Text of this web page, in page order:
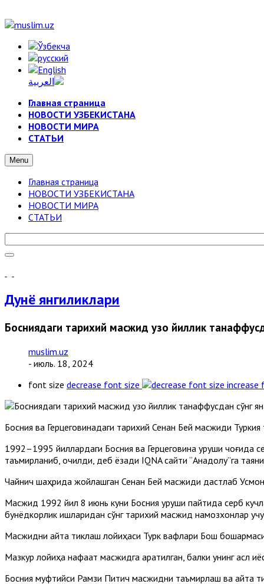
Главная страница
НОВОСТИ УЗБЕКИСТАНА
НОВОСТИ МИРА
СТАТЬИ
Menu
Главная страница
НОВОСТИ УЗБЕКИСТАНА
НОВОСТИ МИРА
СТАТЬИ
Дунё янгиликлари
Босниядаги тарихий масжид узоқ йиллик
muslim.uz
- июль. 18, 2024
font size decrease font size increase
Босния ва Герцеговинадаги тарихий Сенан Бей масжиди
1992–1995 йиллардаги Босния ва Герцеговина уруши чоғида
таъмирланиб, очилди, деб ёзади IQNA сайти “Aнадолу”га
Чайнич шаҳрида жойлашган Сенан Бей масжиди дастлаб
Масжид 1992 йил 8 июнь куни Босния уруши пайтида серб
бунёдкорлик ишларидан сўнг тарихий масжид намозхонлар
Масжидни қайта тиклаш лойиҳаси Турк вақфлари Бош
Мазкур лойиҳа нафақат масжидга қаратилган, балки унинг асл
Босния муфтийси Рамзи Питич масжидни таъмирлаш ва қайта